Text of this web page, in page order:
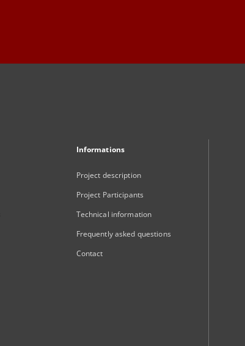
Informations
Project description
Project Participants
Technical information
Frequently asked questions
Contact